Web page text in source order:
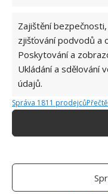
Zajištění
zjišťování podvodů a
Poskytování a
Ukládání a sdělování
údajů.
Správa 1811 prodejců